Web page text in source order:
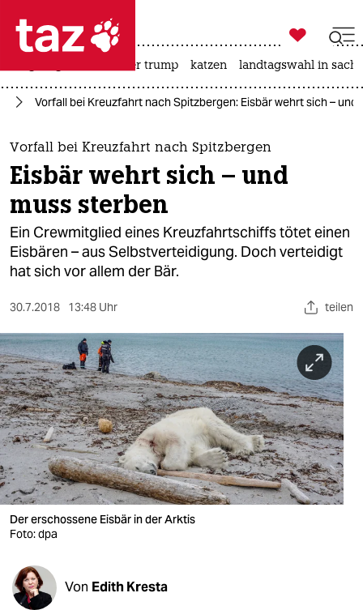
 taz zahl ich
taz zahl ich
themen
politik
öko
gesellschaft
sport
berlin
nord
wahrheit
verlag
verlag
veranstaltungen
shop
fragen & hilfe

taz zahl ich
usa unter trump katzen landtagswahl in
Vorfall bei Kreuzfahrt nach Spitzbergen: Eisbär wehrt sich – und
Vorfall bei Kreuzfahrt nach Spitzbergen
Eisbär wehrt sich – und
muss sterben
Ein Crewmitglied eines Kreuzfahrtschiffs tötet einen
Eisbären – aus Selbstverteidigung. Doch verteidigt
hat sich vor allem der Bär.
30.7.2018 13:48 Uhr teilen
Der erschossene Eisbär in der Arktis
Foto: dpa
Von Edith Kresta